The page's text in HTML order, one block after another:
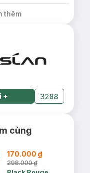
thêm
+ 3288
cùng
170.000 ₫
298.000 ₫